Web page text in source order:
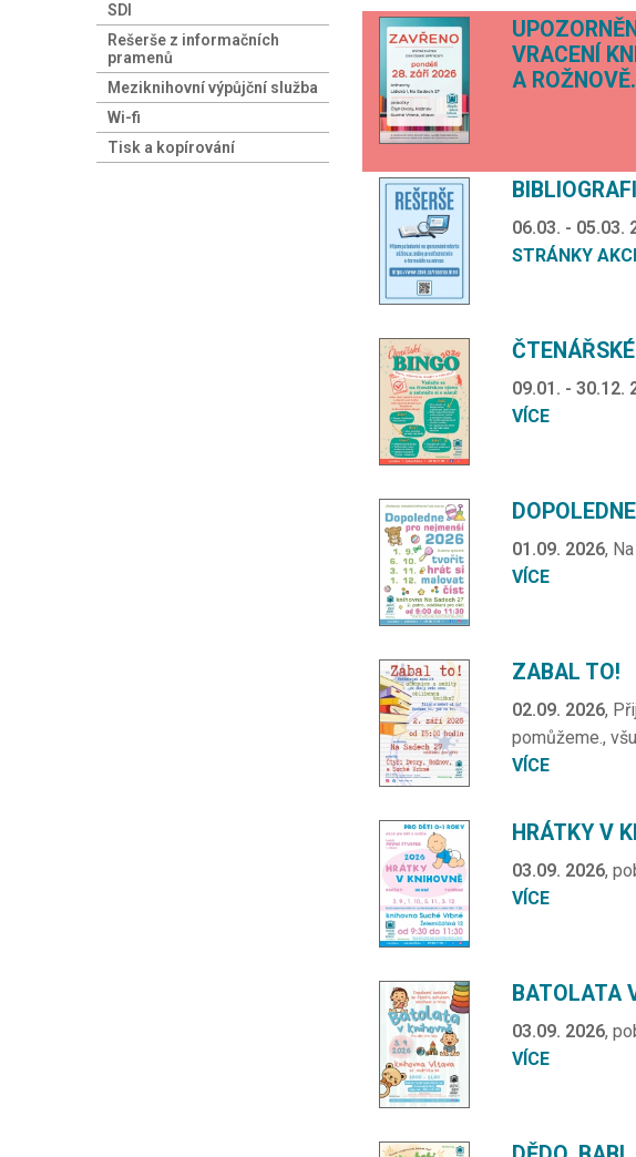
SDI
Rešerše z informačních
pramenů
Meziknihovní výpůjční služba
Wi-fi
Tisk a kopírování
VRACENÍ
A
06.03. - 05.03.
STRÁNKY
09.01. - 30.12.
VÍCE
01.09. 2026,
VÍCE
ZABAL TO!
02.09. 2026,
pomůžeme.,
VÍCE
HRÁTKY V
03.09. 2026,
VÍCE
BATOLATA
03.09. 2026,
VÍCE